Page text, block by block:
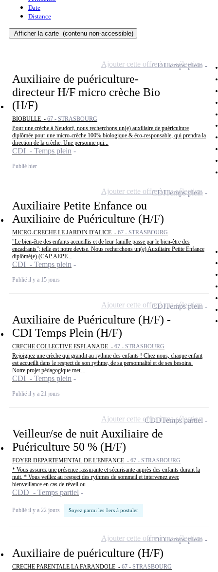
Date
Distance
Afficher la carte (contenu non-accessible)
Auxiliaire de puériculture-
directeur H/F micro crèche Bio
(H/F)
BIOBULLE - 67 - STRASBOURG
Pour une crèche à Neudorf, nous recherchons un(e) auxiliaire de puériculture
diplômée pour une micro-crèche 100% biologique & éco-responsable, qui prendra la
direction de la crèche. Une personne qui...
CDI - Temps plein
Publié hier
CDITemps plein
Ajouter cette offre à ma sélection
Auxiliaire Petite Enfance ou
Auxiliaire de Puériculture (H/F)
MICRO-CRECHE LE JARDIN D'ALICE - 67 - STRASBOURG
"Le bien-être des enfants accueillis et de leur famille passe par le bien-être des
encadrants"; telle est notre devise. Nous recherchons un(e) Auxiliaire Petite Enfance
diplômé(e) (CAP AEPE...
CDI - Temps plein
Publié il y a 15 jours
CDITemps plein
Ajouter cette offre à ma sélection
Auxiliaire de Puériculture (H/F) -
CDI Temps Plein (H/F)
CRECHE COLLECTIVE ESPLANADE - 67 - STRASBOURG
Rejoignez une crèche qui grandit au rythme des enfants ! Chez nous, chaque enfant
est accueilli dans le respect de son rythme, de sa personnalité et de ses besoins.
Notre projet pédagogique met...
CDI - Temps plein
Publié il y a 21 jours
CDITemps plein
Ajouter cette offre à ma sélection
Veilleur/se de nuit Auxiliaire de
Puériculture 50 % (H/F)
FOYER DEPARTEMENTAL DE L'ENFANCE - 67 - STRASBOURG
* Vous assurez une présence rassurante et sécurisante auprès des enfants durant la
nuit. * Vous veillez au respect des rythmes de sommeil et intervenez avec
bienveillance en cas de réveil ou...
CDD - Temps partiel
Publié il y a 22 jours Soyez parmi les 1ers à postuler
CDDTemps partiel
Ajouter cette offre à ma sélection
Auxiliaire de puériculture (H/F)
CRECHE PARENTALE LA FARANDOLE - 67 - STRASBOURG
CDDTemps plein
Ajouter cette offre à ma sélection